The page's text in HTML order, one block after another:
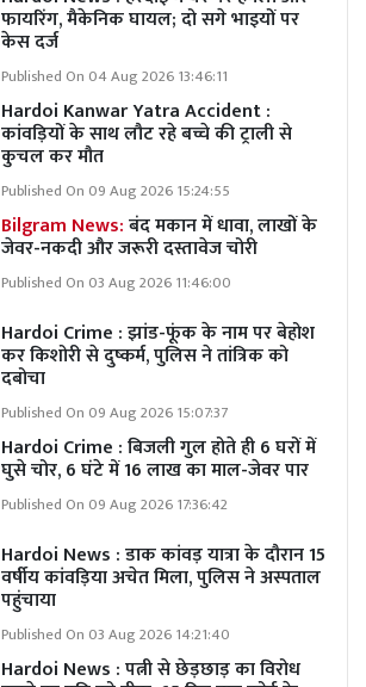
फायरिंग, मैकेनिक घायल; दो सगे भाइयों पर
केस दर्ज
Published On 04 Aug 2026 13:46:11
Hardoi Kanwar Yatra Accident :
कांवड़ियों के साथ लौट रहे बच्चे की ट्राली से
कुचल कर मौत
Published On 09 Aug 2026 15:24:55
Bilgram News:बंद मकान में धावा, लाखों के
जेवर-नकदी और जरूरी दस्तावेज चोरी
Published On 03 Aug 2026 11:46:00
Hardoi Crime : झांड-फूंक के नाम पर बेहोश
कर किशोरी से दुष्कर्म, पुलिस ने तांत्रिक को
दबोचा
Published On 09 Aug 2026 15:07:37
Hardoi Crime : बिजली गुल होते ही 6 घरों में
घुसे चोर, 6 घंटे में 16 लाख का माल-जेवर पार
Published On 09 Aug 2026 17:36:42
Hardoi News : डाक कांवड़ यात्रा के दौरान 15
वर्षीय कांवड़िया अचेत मिला, पुलिस ने अस्पताल
पहुंचाया
Published On 03 Aug 2026 14:21:40
Hardoi News : पत्नी से छेड़छाड़ का विरोध